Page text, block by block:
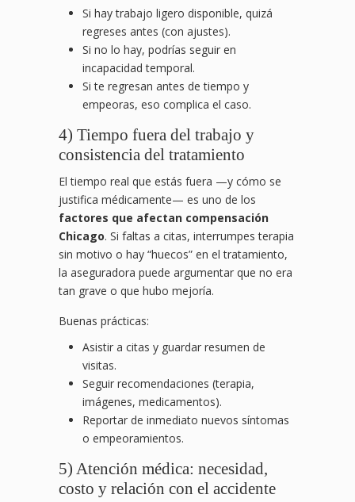
Si hay trabajo ligero disponible, quizá
regreses antes (con ajustes).
Si no lo hay, podrías seguir en
incapacidad temporal.
Si te regresan antes de tiempo y
empeoras, eso complica el caso.
4) Tiempo fuera del trabajo y
consistencia del tratamiento
El tiempo real que estás fuera —y cómo se
justifica médicamente— es uno de los
factores que afectan compensación
Chicago. Si faltas a citas, interrumpes terapia
sin motivo o hay “huecos” en el tratamiento,
la aseguradora puede argumentar que no era
tan grave o que hubo mejoría.
Buenas prácticas:
Asistir a citas y guardar resumen de
visitas.
Seguir recomendaciones (terapia,
imágenes, medicamentos).
Reportar de inmediato nuevos síntomas
o empeoramientos.
5) Atención médica: necesidad,
costo y relación con el accidente